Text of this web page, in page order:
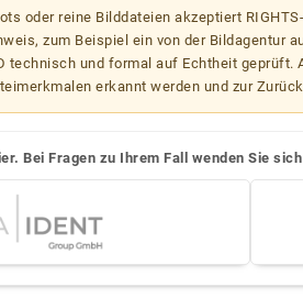
oder reine Bilddateien akzeptiert
zum Beispiel ein von der Bildagentur
technisch und formal auf Echtheit
erkannt werden und zur
Bei Fragen zu Ihrem Fall wenden Sie